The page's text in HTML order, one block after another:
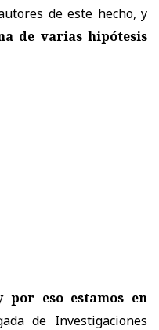
de este hecho, y
de varias hipótesis
por eso estamos en
de Investigaciones